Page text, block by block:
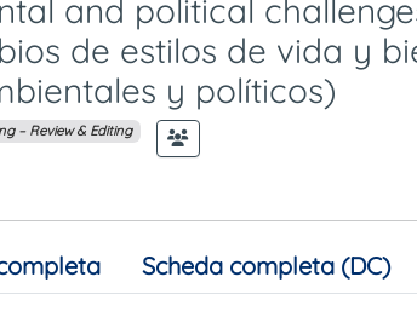
and political
de estilos de vida y
y políticos)
– Review & Editing
Scheda completa (DC)